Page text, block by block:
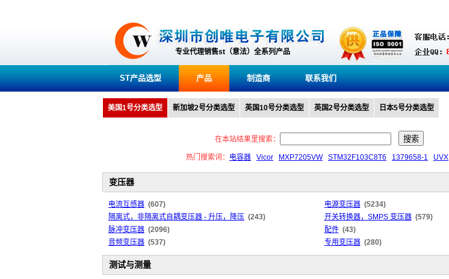
专业代理销售st（意法）全系列产品
ST产品选型 产品 制造商 联系我们
美国1号分类选型 新加坡2号分类选型 英国10号分类选型 英国2号分类选型 日本5号分类选型
在本站结果里搜索：
热门搜索词： 电容器 Vicor MXP7205VW STM32F103C8T6 1379658-1 UVX
变压器
电流互感器 (607) 电源变压器 (5234)
隔离式，非隔离式自耦变压器 - 升压，降压 (243) 开关转换器，SMPS 变压器 (579)
脉冲变压器 (2096) 配件 (43)
音频变压器 (537) 专用变压器 (280)
测试与测量